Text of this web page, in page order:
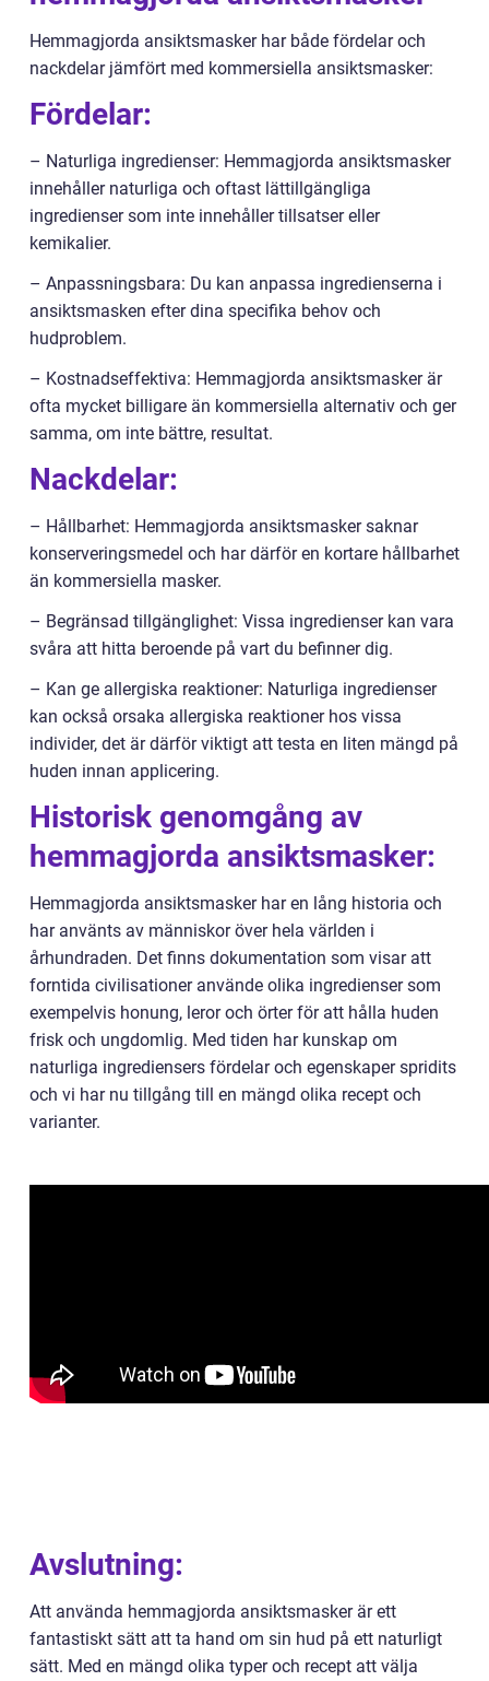
Hemmagjorda ansiktsmasker har både fördelar och
nackdelar jämfört med kommersiella ansiktsmasker:
Fördelar:
– Naturliga ingredienser: Hemmagjorda ansiktsmasker
innehåller naturliga och oftast lättillgängliga
ingredienser som inte innehåller tillsatser eller
kemikalier.
– Anpassningsbara: Du kan anpassa ingredienserna i
ansiktsmasken efter dina specifika behov och
hudproblem.
– Kostnadseffektiva: Hemmagjorda ansiktsmasker är
ofta mycket billigare än kommersiella alternativ och ger
samma, om inte bättre, resultat.
Nackdelar:
– Hållbarhet: Hemmagjorda ansiktsmasker saknar
konserveringsmedel och har därför en kortare hållbarhet
än kommersiella masker.
– Begränsad tillgänglighet: Vissa ingredienser kan vara
svåra att hitta beroende på vart du befinner dig.
– Kan ge allergiska reaktioner: Naturliga ingredienser
kan också orsaka allergiska reaktioner hos vissa
individer, det är därför viktigt att testa en liten mängd på
huden innan applicering.
Historisk genomgång av
hemmagjorda ansiktsmasker:
Hemmagjorda ansiktsmasker har en lång historia och
har använts av människor över hela världen i
århundraden. Det finns dokumentation som visar att
forntida civilisationer använde olika ingredienser som
exempelvis honung, leror och örter för att hålla huden
frisk och ungdomlig. Med tiden har kunskap om
naturliga ingrediensers fördelar och egenskaper spridits
och vi har nu tillgång till en mängd olika recept och
varianter.
Avslutning:
Att använda hemmagjorda ansiktsmasker är ett
fantastiskt sätt att ta hand om sin hud på ett naturligt
sätt. Med en mängd olika typer och recept att välja